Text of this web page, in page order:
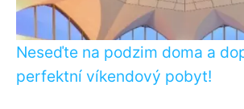
Neseďte na podzim doma a
perfektní víkendový pobyt!